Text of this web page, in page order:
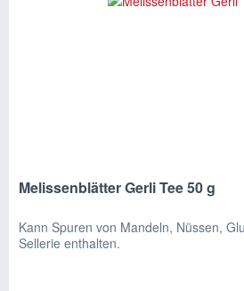
Melissenblätter Gerli Tee 50 g
Kann Spuren von Mandeln, Nüssen,
Sellerie enthalten.